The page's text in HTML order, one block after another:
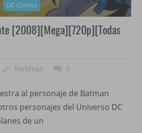
DC Comics
[2008][Mega][720p][Todas
PorMega 0
al personaje de Batman
personajes del Universo DC
de un